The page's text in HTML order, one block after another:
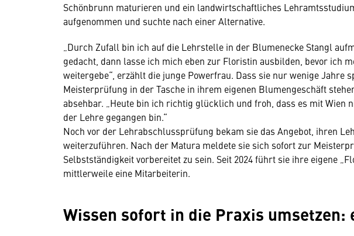
Schönbrunn maturieren und ein landwirtschaftliches
aufgenommen und suchte nach einer Alternative.
„Durch Zufall bin ich auf die Lehrstelle in der Blumenecke Stangl
gedacht, dann lasse ich mich eben zur Floristin ausbilden, bevor ich
weitergebe“, erzählt die junge Powerfrau. Dass sie nur wenige Jahre
Meisterprüfung in der Tasche in ihrem eigenen Blumengeschäft
absehbar. „Heute bin ich richtig glücklich und froh, dass es mit Wien
der Lehre gegangen bin.“
Noch vor der Lehrabschlussprüfung bekam sie das Angebot, ihren
weiterzuführen. Nach der Matura meldete sie sich sofort zur
Selbstständigkeit vorbereitet zu sein. Seit 2024 führt sie ihre eigene
mittlerweile eine Mitarbeiterin.
Wissen sofort in die Praxis umsetzen: